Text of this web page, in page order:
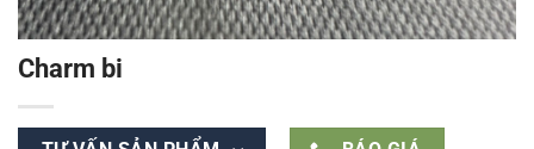
Charm bi